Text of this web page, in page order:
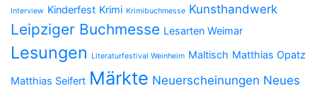
Interview Kinderfest Krimi Krimibuchmesse Kunsthandwerk
Leipziger Buchmesse Lesarten Weimar
Lesungen Literaturfestival Weinheim Maltisch Matthias Opatz
Matthias Seifert Märkte Neuerscheinungen Neues